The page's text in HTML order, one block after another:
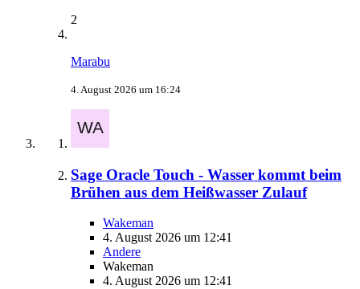
2
Marabu
4. August 2026 um 16:24
Sage Oracle Touch - Wasser kommt beim
Brühen aus dem Heißwasser Zulauf
Wakeman
4. August 2026 um 12:41
Andere
Wakeman
4. August 2026 um 12:41